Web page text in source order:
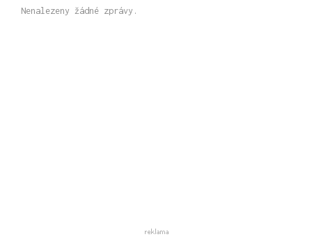
Nenalezeny žádné zprávy.